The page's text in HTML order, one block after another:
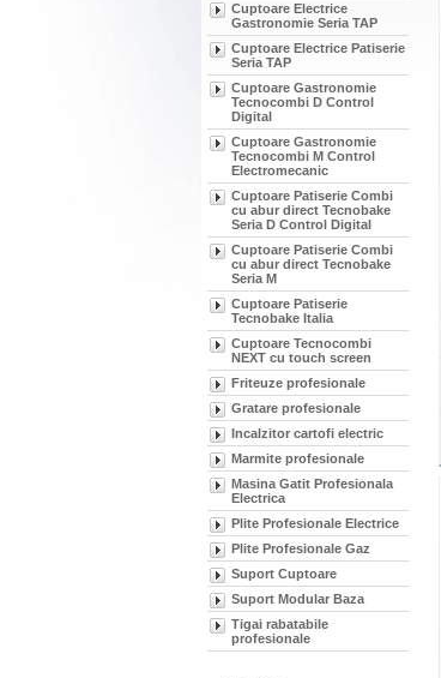
Cuptoare Electrice
Gastronomie Seria TAP
Cuptoare Electrice Patiserie
Seria TAP
Cuptoare Gastronomie
Tecnocombi D Control
Digital
Cuptoare Gastronomie
Tecnocombi M Control
Electromecanic
Cuptoare Patiserie Combi
cu abur direct Tecnobake
Seria D Control Digital
Cuptoare Patiserie Combi
cu abur direct Tecnobake
Seria M
Cuptoare Patiserie
Tecnobake Italia
Cuptoare Tecnocombi
NEXT cu touch screen
Friteuze profesionale
Gratare profesionale
Incalzitor cartofi electric
Marmite profesionale
Masina Gatit Profesionala
Electrica
Plite Profesionale Electrice
Plite Profesionale Gaz
Suport Cuptoare
Suport Modular Baza
Tigai rabatabile
profesionale